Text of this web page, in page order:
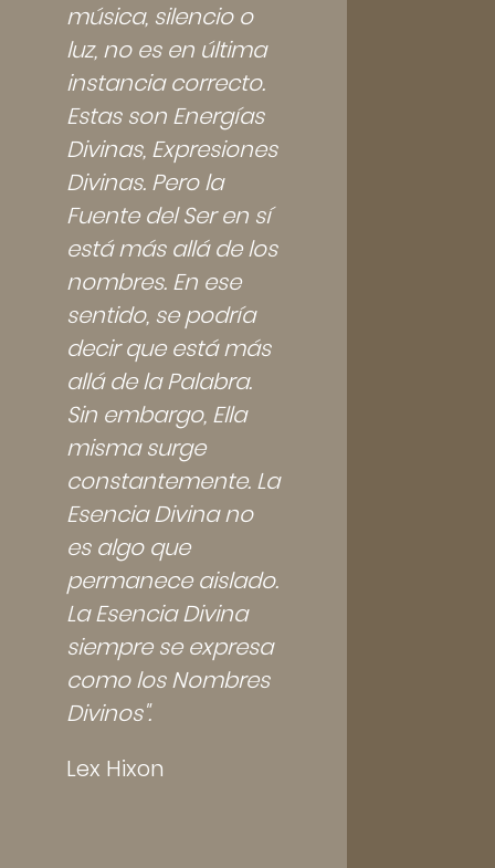
música, silencio o
luz, no es en última
instancia correcto.
Estas son Energías
Divinas, Expresiones
Divinas. Pero la
Fuente del Ser en sí
está más allá de los
nombres. En ese
sentido, se podría
decir que está más
allá de la Palabra.
Sin embargo, Ella
misma surge
constantemente. La
Esencia Divina no
es algo que
permanece aislado.
La Esencia Divina
siempre se expresa
como los Nombres
Divinos".
Lex Hixon